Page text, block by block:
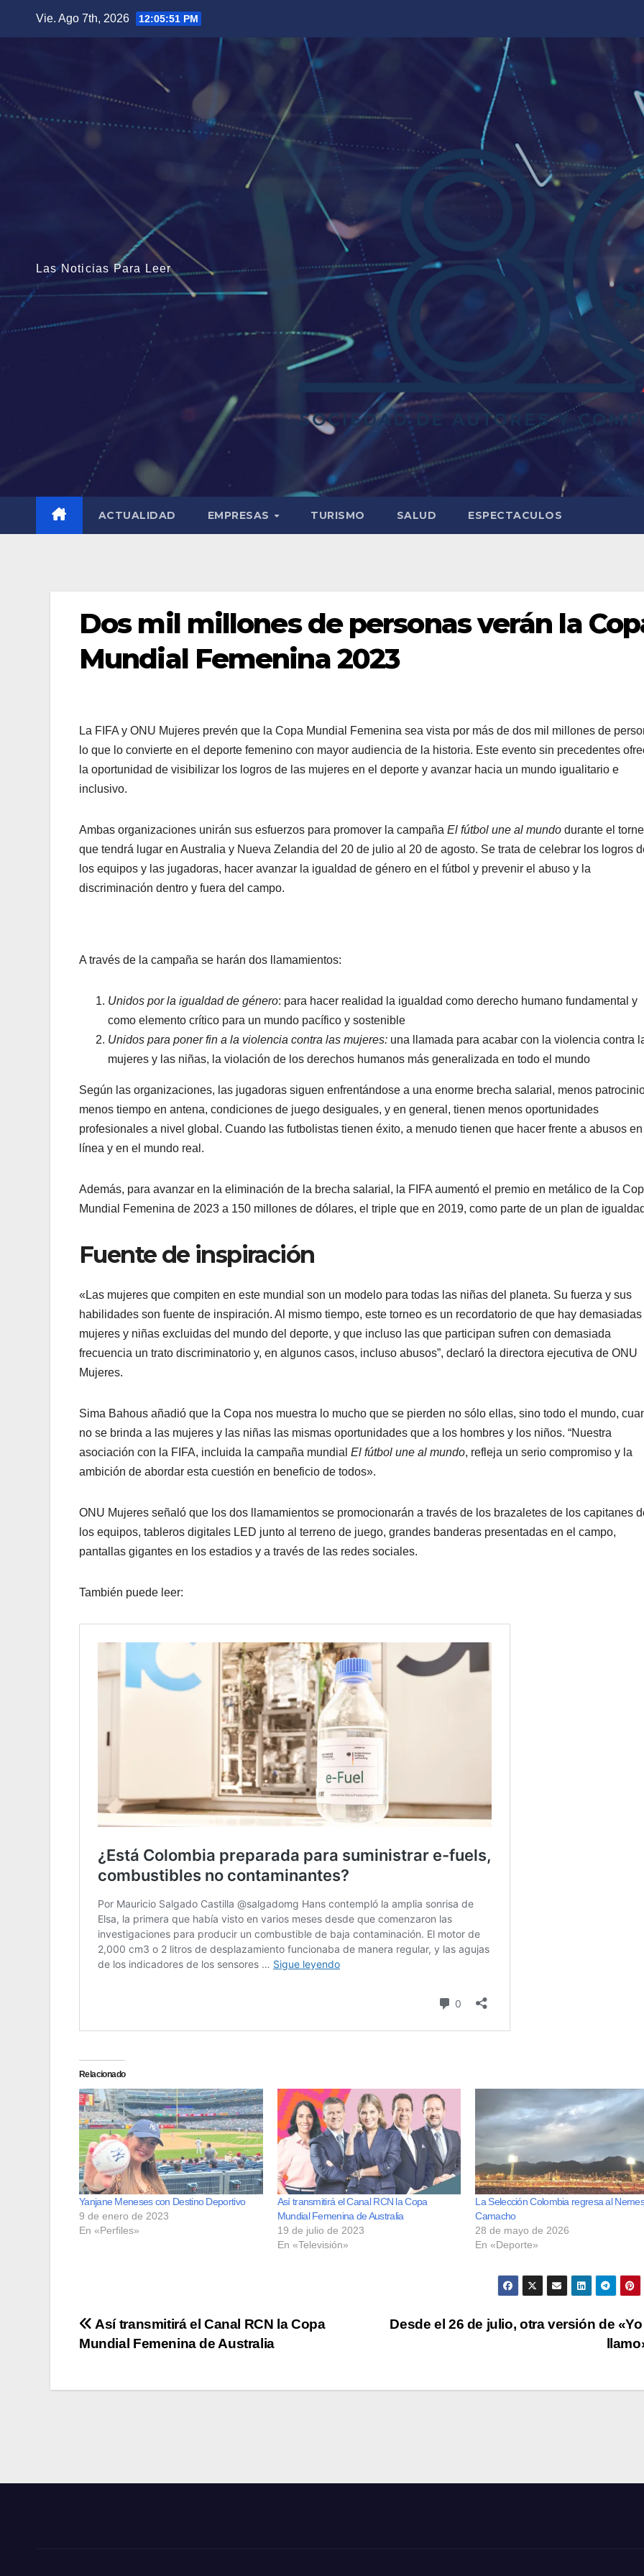
Vie. Ago 7th, 2026 12:05:52 PM
Las Noticias Para Leer
ACTUALIDAD EMPRESAS TURISMO SALUD ESPECTACULOS
Dos mil millones de personas verán la
Mundial Femenina 2023
La FIFA y ONU Mujeres prevén que la Copa Mundial Femenina sea vista por más de dos mil millones de
lo que lo convierte en el deporte femenino con mayor audiencia de la historia. Este evento sin precedentes
la oportunidad de visibilizar los logros de las mujeres en el deporte y avanzar hacia un mundo igualitario e
inclusivo.
Ambas organizaciones unirán sus esfuerzos para promover la campaña El fútbol une al mundo durante el
que tendrá lugar en Australia y Nueva Zelandia del 20 de julio al 20 de agosto. Se trata de celebrar los logros
los equipos y las jugadoras, hacer avanzar la igualdad de género en el fútbol y prevenir el abuso y la
discriminación dentro y fuera del campo.
A través de la campaña se harán dos llamamientos:
Unidos por la igualdad de género: para hacer realidad la igualdad como derecho humano fundamental y
como elemento crítico para un mundo pacífico y sostenible
Unidos para poner fin a la violencia contra las mujeres: una llamada para acabar con la violencia contra
mujeres y las niñas, la violación de los derechos humanos más generalizada en todo el mundo
Según las organizaciones, las jugadoras siguen enfrentándose a una enorme brecha salarial, menos
menos tiempo en antena, condiciones de juego desiguales, y en general, tienen menos oportunidades
profesionales a nivel global. Cuando las futbolistas tienen éxito, a menudo tienen que hacer frente a abusos en
línea y en el mundo real.
Además, para avanzar en la eliminación de la brecha salarial, la FIFA aumentó el premio en metálico de la
Mundial Femenina de 2023 a 150 millones de dólares, el triple que en 2019, como parte de un plan de
Fuente de inspiración
«Las mujeres que compiten en este mundial son un modelo para todas las niñas del planeta. Su fuerza y sus
habilidades son fuente de inspiración. Al mismo tiempo, este torneo es un recordatorio de que hay demasiadas
mujeres y niñas excluidas del mundo del deporte, y que incluso las que participan sufren con demasiada
frecuencia un trato discriminatorio y, en algunos casos, incluso abusos”, declaró la directora ejecutiva de ONU
Mujeres.
Sima Bahous añadió que la Copa nos muestra lo mucho que se pierden no sólo ellas, sino todo el mundo,
no se brinda a las mujeres y las niñas las mismas oportunidades que a los hombres y los niños. “Nuestra
asociación con la FIFA, incluida la campaña mundial El fútbol une al mundo, refleja un serio compromiso y la
ambición de abordar esta cuestión en beneficio de todos».
ONU Mujeres señaló que los dos llamamientos se promocionarán a través de los brazaletes de los capitanes
los equipos, tableros digitales LED junto al terreno de juego, grandes banderas presentadas en el campo,
pantallas gigantes en los estadios y a través de las redes sociales.
También puede leer:
Relacionado
Yanjane Meneses con Destino Deportivo
9 de enero de 2023
En «Perfiles»
Así transmitirá el Canal RCN la Copa
Mundial Femenina de Australia
19 de julio de 2023
En «Televisión»
La Selección Colombia regresa al
Camacho
28 de mayo de 2026
En «Deporte»
Navegación
entradas
Desde el 26 de julio, otra versión de
Así transmitirá el Canal RCN la Copa
Mundial Femenina de Australia